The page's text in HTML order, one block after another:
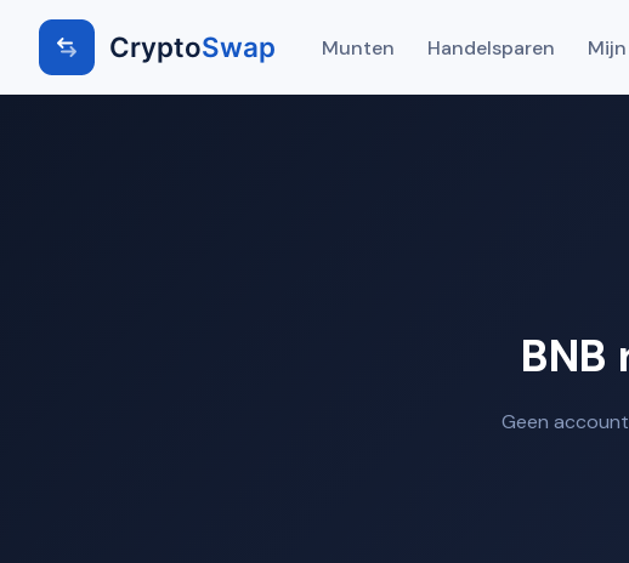
CryptoSwap Munten Handelsparen
Geen account